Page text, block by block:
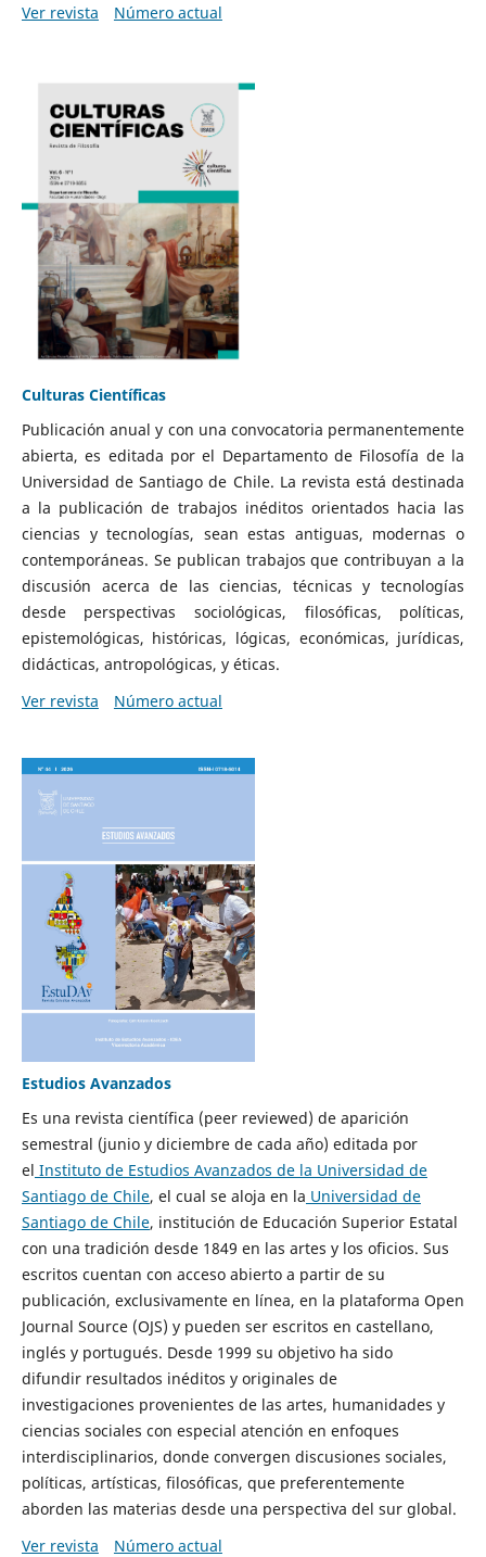
Ver revista
Número actual
Culturas Científicas
Publicación anual y con una convocatoria permanentemente
abierta, es editada por el Departamento de Filosofía de la
Universidad de Santiago de Chile. La revista está destinada
a la publicación de trabajos inéditos orientados hacia las
ciencias y tecnologías, sean estas antiguas, modernas o
contemporáneas. Se publican trabajos que contribuyan a la
discusión acerca de las ciencias, técnicas y tecnologías
desde perspectivas sociológicas, filosóficas, políticas,
epistemológicas, históricas, lógicas, económicas, jurídicas,
didácticas, antropológicas, y éticas.
Ver revista
Número actual
Estudios Avanzados
Es una revista científica (peer reviewed) de aparición
semestral (junio y diciembre de cada año) editada por
el Instituto de Estudios Avanzados de la Universidad de
Santiago de Chile, el cual se aloja en la Universidad de
Santiago de Chile, institución de Educación Superior Estatal
con una tradición desde 1849 en las artes y los oficios. Sus
escritos cuentan con acceso abierto a partir de su
publicación, exclusivamente en línea, en la plataforma Open
Journal Source (OJS) y pueden ser escritos en castellano,
inglés y portugués. Desde 1999 su objetivo ha sido
difundir resultados inéditos y originales de
investigaciones provenientes de las artes, humanidades y
ciencias sociales con especial atención en enfoques
interdisciplinarios, donde convergen discusiones sociales,
políticas, artísticas, filosóficas, que preferentemente
aborden las materias desde una perspectiva del sur global.
Ver revista
Número actual